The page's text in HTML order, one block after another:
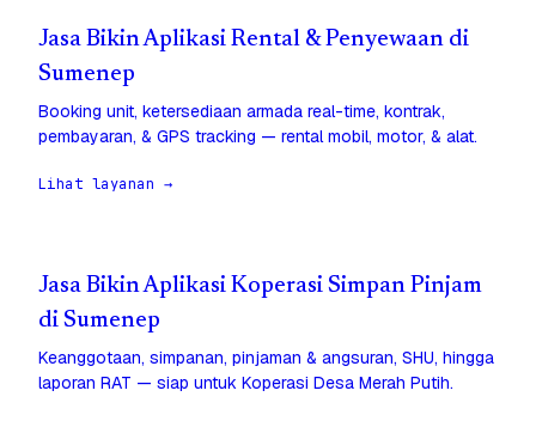
Jasa Bikin Aplikasi Rental & Penyewaan di
Sumenep
Booking unit, ketersediaan armada real-time, kontrak,
pembayaran, & GPS tracking — rental mobil, motor, & alat.
Lihat layanan →
Jasa Bikin Aplikasi Koperasi Simpan Pinjam
di Sumenep
Keanggotaan, simpanan, pinjaman & angsuran, SHU, hingga
laporan RAT — siap untuk Koperasi Desa Merah Putih.